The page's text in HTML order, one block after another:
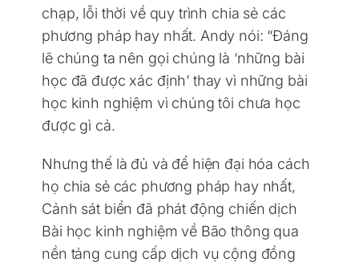
chạp, lỗi thời về quy trình chia sẻ các
phương pháp hay nhất. Andy nói: “Đáng
lẽ chúng ta nên gọi chúng là ‘những bài
học đã được xác định’ thay vì những bài
học kinh nghiệm vì chúng tôi chưa học
được gì cả.
Nhưng thế là đủ và để hiện đại hóa cách
họ chia sẻ các phương pháp hay nhất,
Cảnh sát biển đã phát động chiến dịch
Bài học kinh nghiệm về Bão thông qua
nền tảng cung cấp dịch vụ cộng đồng